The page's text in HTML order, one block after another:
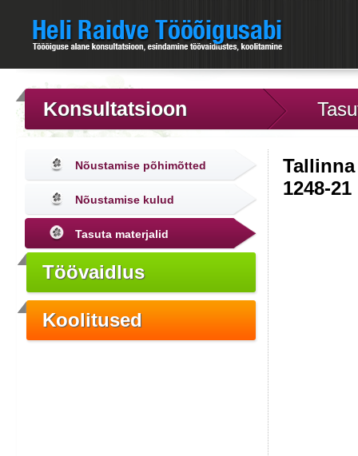
Konsultatsioon
1248-21
Nõustamise põhimõtted
Nõustamise kulud
Tasuta materjalid
Töövaidlus
Koolitused